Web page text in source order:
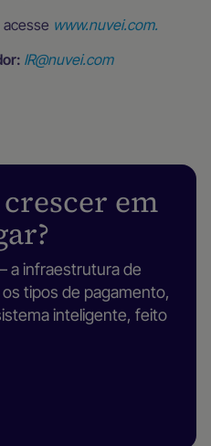
acesse www.nuvei.com.
IR@nuvei.com
em
a infraestrutura de
tipos de pagamento,
inteligente, feito